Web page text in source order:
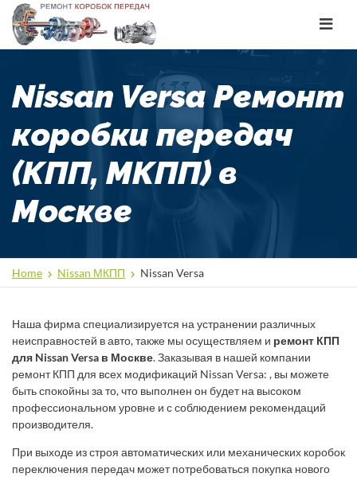
Toggle
Nissan Versa Ремонт
коробки передач
(КПП, МКПП) в
Москве
Home Nissan МКПП Nissan Versa
Наша фирма специализируется на устранении различных
неисправностей в авто, также мы осуществляем и ремонт КПП
для Nissan Versa в Москве. Заказывая в нашей компании
ремонт КПП для всех модификаций Nissan Versa: , вы можете
быть спокойны за то, что выполнен он будет на высоком
профессиональном уровне и с соблюдением рекомендаций
производителя.
При выходе из строя автоматических или механических коробок
переключения передач может потребоваться покупка нового